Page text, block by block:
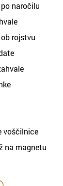
naročilu
rojstvu
voščilnice
na magnetu